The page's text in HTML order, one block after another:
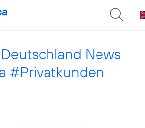
News
#Privatkunden